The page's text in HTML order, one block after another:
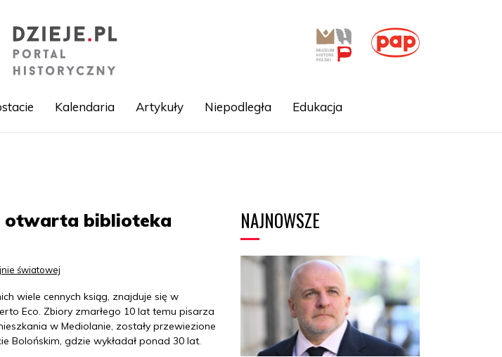
Kalendaria Artykuły Niepodległa Edukacja
otwarta biblioteka
światowej
wiele cennych ksiąg, znajduje się w
Eco. Zbiory zmarłego 10 lat temu pisarza
w Mediolanie, zostały przewiezione
Bolońskim, gdzie wykładał ponad 30 lat.
NAJNOWSZE